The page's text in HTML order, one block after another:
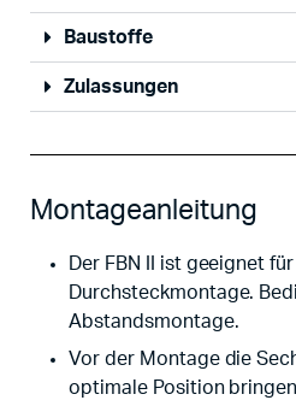
Baustoffe
Zulassungen
Montageanleitung
Der FBN II ist geeignet
Durchsteckmontage.
Abstandsmontage.
Vor der Montage die
optimale Position